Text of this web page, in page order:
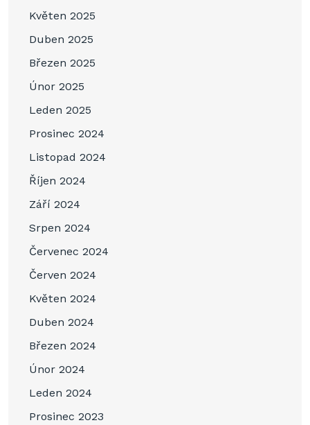
Květen 2025
Duben 2025
Březen 2025
Únor 2025
Leden 2025
Prosinec 2024
Listopad 2024
Říjen 2024
Září 2024
Srpen 2024
Červenec 2024
Červen 2024
Květen 2024
Duben 2024
Březen 2024
Únor 2024
Leden 2024
Prosinec 2023